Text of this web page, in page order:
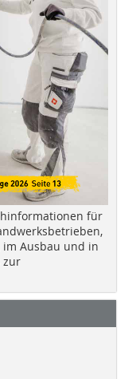
für
Ausbau und in
zur